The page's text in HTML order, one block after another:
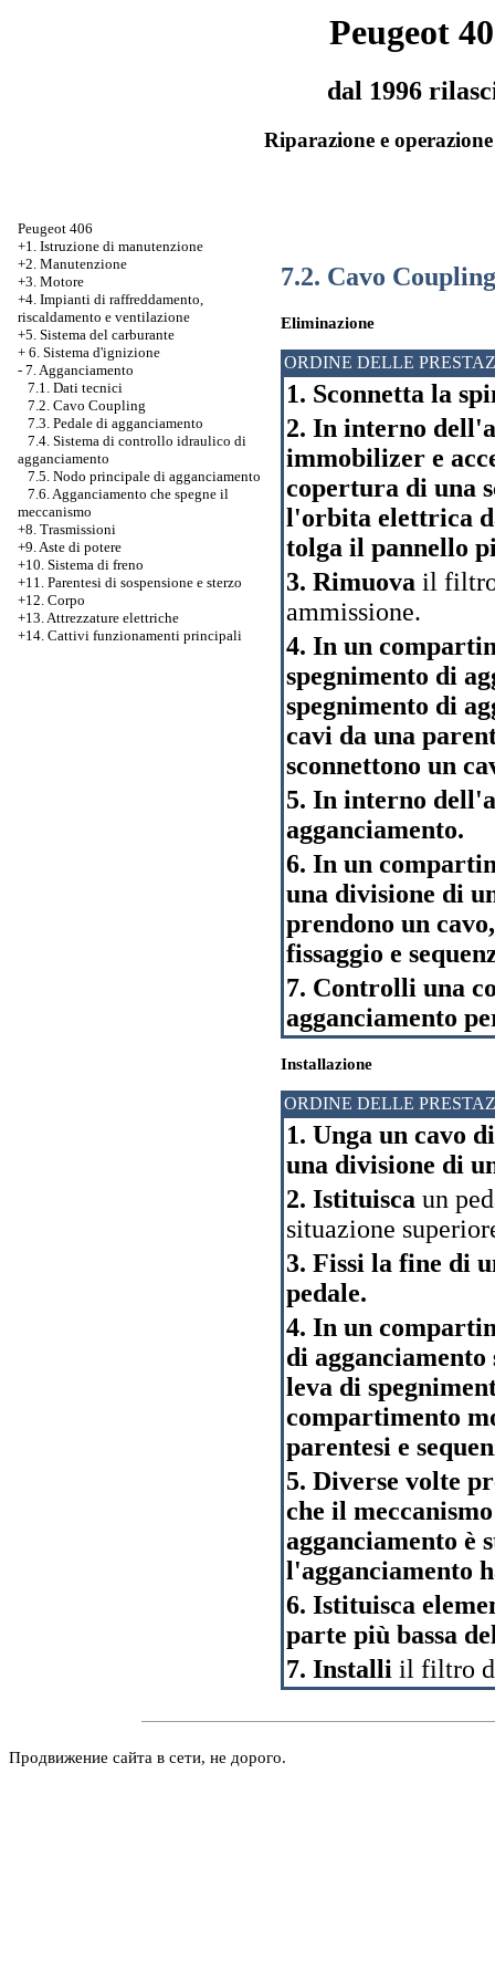
Peugeot
dal 1996
Riparazione e
Peugeot 406
+1. Istruzione di manutenzione
+2. Manutenzione
+3. Motore
+4. Impianti di raffreddamento,
riscaldamento e ventilazione
+5. Sistema del carburante
+ 6. Sistema d'ignizione
- 7. Agganciamento
7.1. Dati tecnici
7.2. Cavo Coupling
7.3. Pedale di agganciamento
7.4. Sistema di controllo idraulico di
agganciamento
7.5. Nodo principale di agganciamento
7.6. Agganciamento che spegne il
meccanismo
+8. Trasmissioni
+9. Aste di potere
+10. Sistema di freno
+11. Parentesi di sospensione e sterzo
+12. Corpo
+13. Attrezzature elettriche
+14. Cattivi funzionamenti principali
7.2. Cavo Coupling
Eliminazione
ORDINE DELLE
1. Sconnetta la
2. In interno
immobilizer e
copertura di una
l'orbita elettrica
tolga il pannello
3. Rimuova il filtro
ammissione.
4. In un
spegnimento di
spegnimento di
cavi da una
sconnettono un
5. In interno
agganciamento.
6. In un
una divisione di
prendono un
fissaggio e
7. Controlli una
agganciamento
Installazione
ORDINE DELLE
1. Unga un cavo
una divisione di
2. Istituisca un
situazione
3. Fissi la fine di
pedale.
4. In un
di agganciamento
leva di
compartimento
parentesi e
5. Diverse volte
che il
agganciamento è
l'agganciamento
6. Istituisca
parte più bassa
7. Installi il filtro
Продвижение сайта в сети, не дорого.